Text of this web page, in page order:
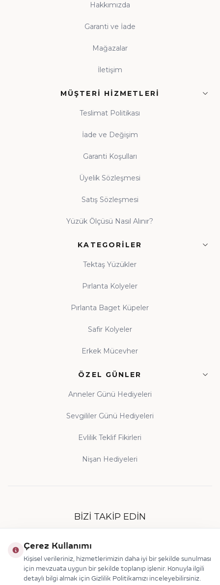
Hakkımızda
Garanti ve İade
Mağazalar
İletişim
MÜŞTERI HIZMETLERI
Teslimat Politikası
İade ve Değişim
Garanti Koşulları
Üyelik Sözleşmesi
Satış Sözleşmesi
Yüzük Ölçüsü Nasıl Alınır?
KATEGORILER
Tektaş Yüzükler
Pırlanta Kolyeler
Pırlanta Baget Küpeler
Safir Kolyeler
Erkek Mücevher
ÖZEL GÜNLER
Anneler Günü Hediyeleri
Sevgililer Günü Hediyeleri
Evlilik Teklif Fikirleri
Nişan Hediyeleri
BIZI TAKIP EDIN
Çerez Kullanımı
Kişisel verileriniz, hizmetlerimizin daha iyi bir şekilde sunulması
için mevzuata uygun bir şekilde toplanıp işlenir. Konuyla ilgili
detaylı bilgi almak için Gizlilik Politikamızı inceleyebilirsiniz.